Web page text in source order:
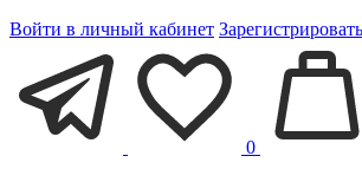
Войти в личный кабинет
0